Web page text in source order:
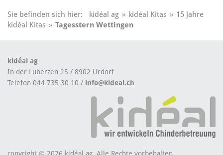
Sie befinden sich hier: kidéal ag » kidéal Kitas » 15 Jahre
kidéal Kitas » Tagesstern Wettingen
kidéal ag
In der Luberzen 25 / 8902 Urdorf
Telefon 044 735 30 10 / info@kideal.ch
copyright © 2026 kidéal ag. Alle Rechte vorbehalten.